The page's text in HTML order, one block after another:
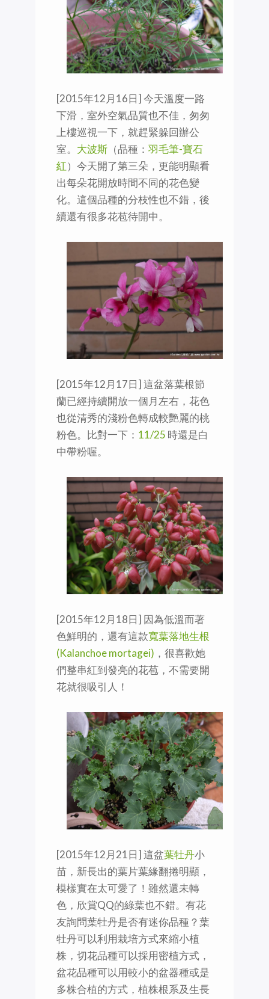
[2015年12月16日] 今天溫度一路
下滑，室外空氣品質也不佳，匆匆
上樓巡視一下，就趕緊躲回辦公
室。 大波斯 （品種： 羽毛筆-寶石
紅）今天開了第三朵，更能明顯看
出每朵花開放時間不同的花色變
化。這個品種的分枝性也不錯，後
續還有很多花苞待開中。
[2015年12月17日] ‪這盆落葉根節
蘭已經持續開放一個月左右，花色
也從清秀的淺粉色轉成較艷麗的桃
粉色。比對一下： 11/25 時還是白
中帶粉喔。
[2015年12月18日] ‪因為低溫而著
色鮮明的，還有這款寬葉落地生根
(Kalanchoe mortagei) ，很喜歡她
們整串紅到發亮的花苞，不需要開
花就很吸引人！
[2015年12月21日] 這盆葉牡丹小
苗，新長出的葉片葉緣翻捲明顯，
模樣實在太可愛了！雖然還未轉
色，欣賞QQ的綠葉也不錯。有花
友詢問葉牡丹是否有迷你品種？葉
牡丹可以利用栽培方式來縮小植
株，切花品種可以採用密植方式，
盆花品種可以用較小的盆器種或是
多株合植的方式，植株根系及生長